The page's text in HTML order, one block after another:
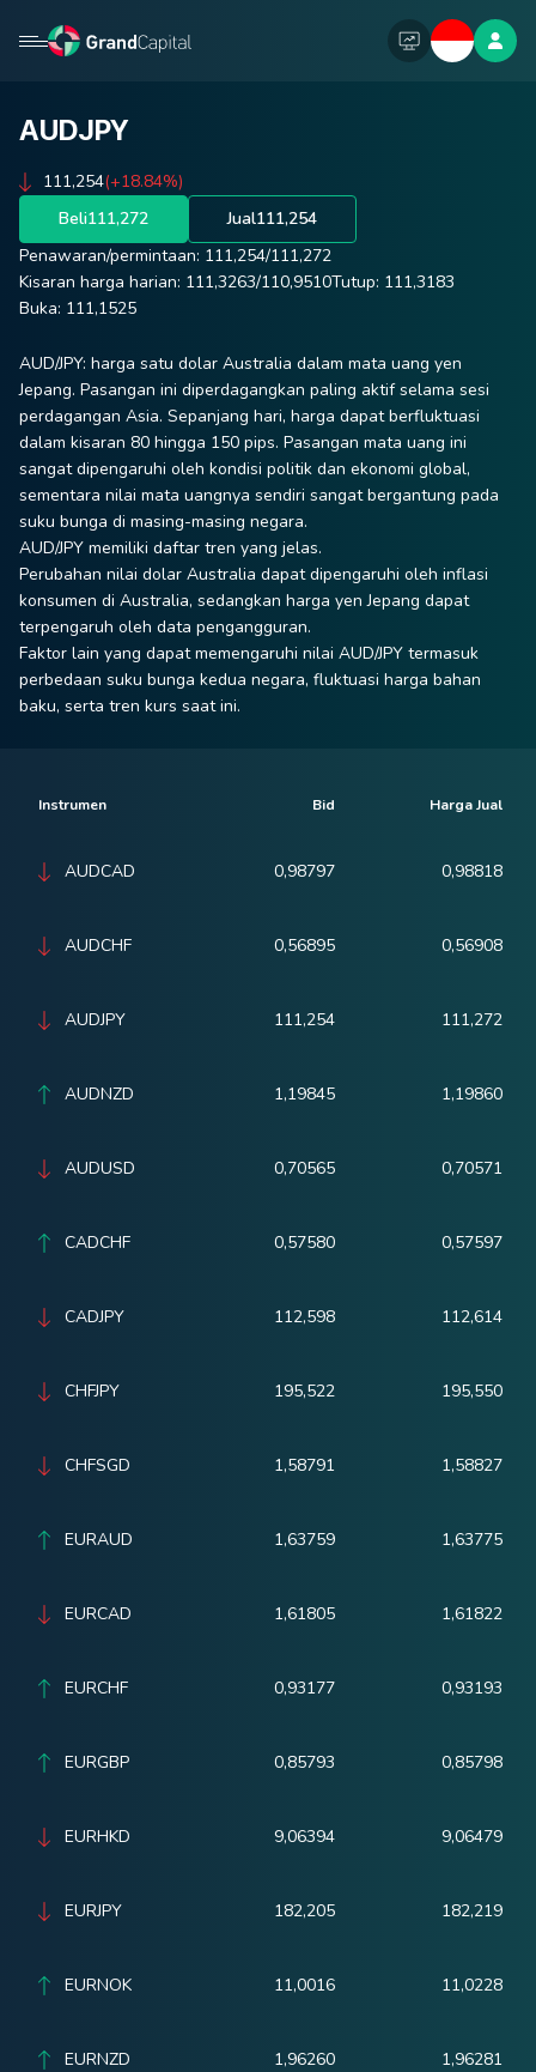
AUDJPY
111,254(+18.84%)
Beli111,272 Jual111,254
Penawaran/permintaan: 111,254/111,272
Kisaran harga harian: 111,3263/110,9510Tutup: 111,3183
Buka: 111,1525
AUD/JPY: harga satu dolar Australia dalam mata uang yen
Jepang. Pasangan ini diperdagangkan paling aktif selama sesi
perdagangan Asia. Sepanjang hari, harga dapat berfluktuasi
dalam kisaran 80 hingga 150 pips. Pasangan mata uang ini
sangat dipengaruhi oleh kondisi politik dan ekonomi global,
sementara nilai mata uangnya sendiri sangat bergantung pada
suku bunga di masing-masing negara.
AUD/JPY memiliki daftar tren yang jelas.
Perubahan nilai dolar Australia dapat dipengaruhi oleh inflasi
konsumen di Australia, sedangkan harga yen Jepang dapat
terpengaruh oleh data pengangguran.
Faktor lain yang dapat memengaruhi nilai AUD/JPY termasuk
perbedaan suku bunga kedua negara, fluktuasi harga bahan
baku, serta tren kurs saat ini.
Instrumen Bid Harga Jual
AUDCAD 0,98797 0,98818
AUDCHF 0,56895 0,56908
AUDJPY 111,254 111,272
AUDNZD 1,19845 1,19860
AUDUSD 0,70565 0,70571
CADCHF 0,57580 0,57597
CADJPY 112,598 112,614
CHFJPY 195,522 195,550
CHFSGD 1,58791 1,58827
EURAUD 1,63759 1,63775
EURCAD 1,61805 1,61822
EURCHF 0,93177 0,93193
EURGBP 0,85793 0,85798
EURHKD 9,06394 9,06479
EURJPY 182,205 182,219
EURNOK 11,0016 11,0228
EURNZD 1,96260 1,96281